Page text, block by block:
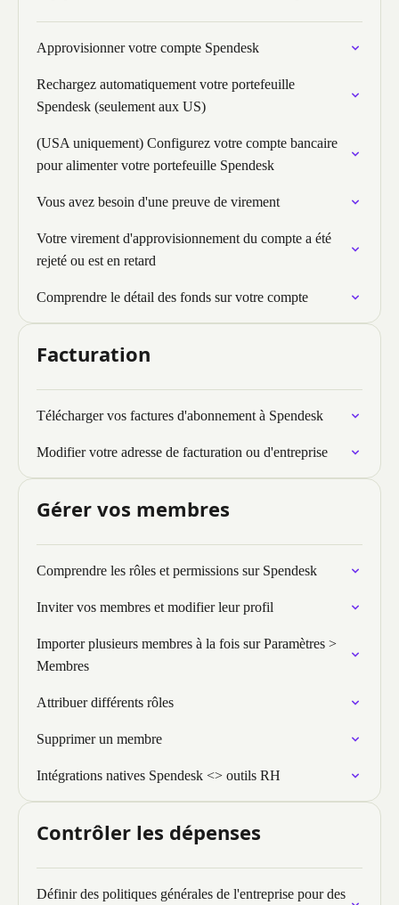
Approvisionner votre compte Spendesk
Rechargez automatiquement votre portefeuille
Spendesk (seulement aux US)
(USA uniquement) Configurez votre compte bancaire
pour alimenter votre portefeuille Spendesk
Vous avez besoin d'une preuve de virement
Votre virement d'approvisionnement du compte a été
rejeté ou est en retard
Comprendre le détail des fonds sur votre compte
Facturation
Télécharger vos factures d'abonnement à Spendesk
Modifier votre adresse de facturation ou d'entreprise
Gérer vos membres
Comprendre les rôles et permissions sur Spendesk
Inviter vos membres et modifier leur profil
Importer plusieurs membres à la fois sur Paramètres >
Membres
Attribuer différents rôles
Supprimer un membre
Intégrations natives Spendesk <> outils RH
Contrôler les dépenses
Définir des politiques générales de l'entreprise pour des